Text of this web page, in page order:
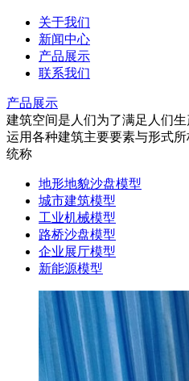
关于我们
新闻中心
产品展示
联系我们
产品展示
建筑空间是人们为了满足人们
运用各种建筑主要要素与形式
统称
地形地貌沙盘模型
城市建筑模型
工业机械模型
路桥沙盘模型
企业展厅模型
新能源模型